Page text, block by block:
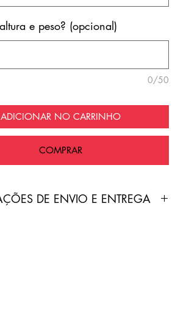
e peso? (opcional)
0/50
ADICIONAR NO CARRINHO
COMPRAR
DE ENVIO E ENTREGA